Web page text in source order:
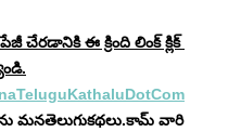
చేరడానికి ఈ క్రింది లింక్ క్లిక్
మనతెలుగుకథలు.కామ్ వారి